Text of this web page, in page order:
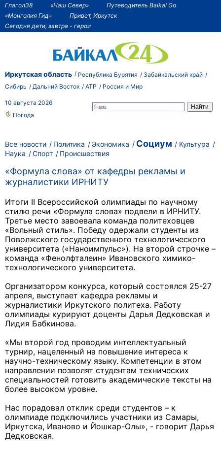
Глагол38 «Наш Север»
Путеводитель Baikal Go
«Монголия Гид»
Привет, Иркутск
Сегодня дети, завтра - герои
Иркутская область Республика Бурятия
Забайкальский край
Сибирь
Дальний Восток АТР Россия и Мир
10 августа 2026
Погода
Все новости Политика Экономика Социум
Культура
Наука
Спорт Происшествия
«Формула слова» от кафедры рекламы и
журналистики ИРНИТУ
Итоги II Всероссийской олимпиады по научному
стилю речи «Формула слова» подвели в ИРНИТУ.
Третье место завоевала команда политеховцев
«Вольный стиль». Победу одержали студенты из
Поволжского государственного технологического
университета («Наноимпульс»). На второй строчке –
команда «Фенолфталеин» Ивановского химико-
технологического университета.
Организатором конкурса, который состоялся 25-27
апреля, выступает кафедра рекламы и
журналистики Иркутского политеха. Работу
олимпиады курируют доценты Дарья Дедковская и
Лидия Бабкинова.
«Мы второй год проводим интеллектуальный
турнир, нацеленный на повышение интереса к
научно-техническому языку. Компетенции в этом
направлении позволят студентам технических
специальностей готовить академические тексты на
более высоком уровне.
Нас порадовал отклик среди студентов – к
олимпиаде подключились участники из Самары,
Иркутска, Иваново и Йошкар-Олы», - говорит Дарья
Дедковская.